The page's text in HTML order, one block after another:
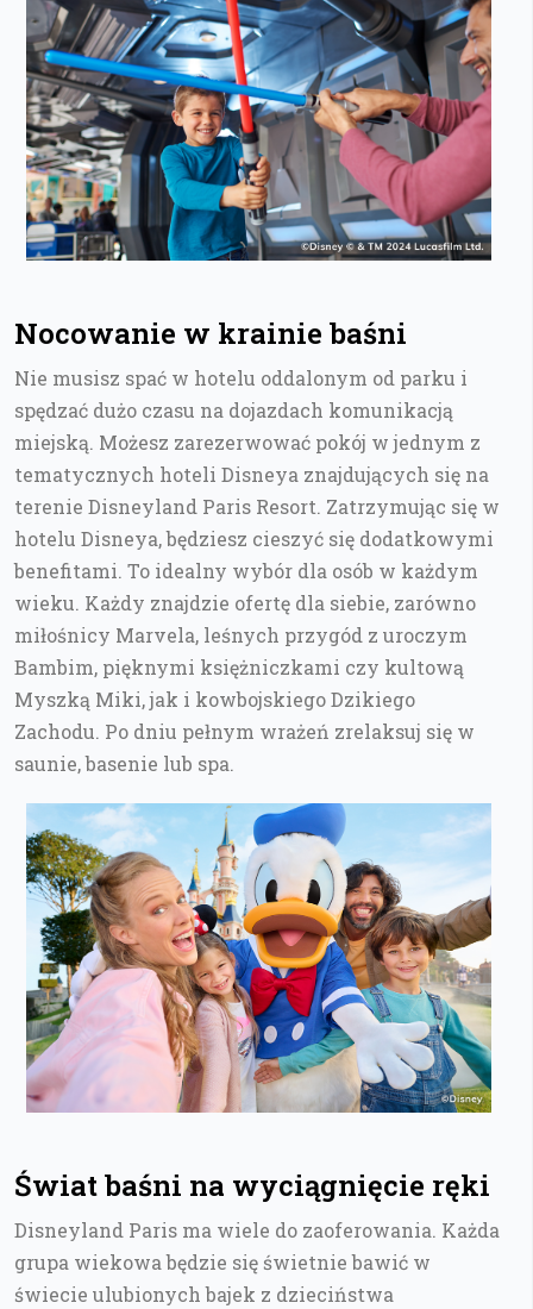
Nocowanie w krainie baśni
Nie musisz spać w hotelu oddalonym od parku i
spędzać dużo czasu na dojazdach komunikacją
miejską. Możesz zarezerwować pokój w jednym z
tematycznych hoteli Disneya znajdujących się na
terenie Disneyland Paris Resort. Zatrzymując się w
hotelu Disneya, będziesz cieszyć się dodatkowymi
benefitami. To idealny wybór dla osób w każdym
wieku. Każdy znajdzie ofertę dla siebie, zarówno
miłośnicy Marvela, leśnych przygód z uroczym
Bambim, pięknymi księżniczkami czy kultową
Myszką Miki, jak i kowbojskiego Dzikiego
Zachodu. Po dniu pełnym wrażeń zrelaksuj się w
saunie, basenie lub spa.
Świat baśni na wyciągnięcie ręki
Disneyland Paris ma wiele do zaoferowania. Każda
grupa wiekowa będzie się świetnie bawić w
świecie ulubionych bajek z dzieciństwa